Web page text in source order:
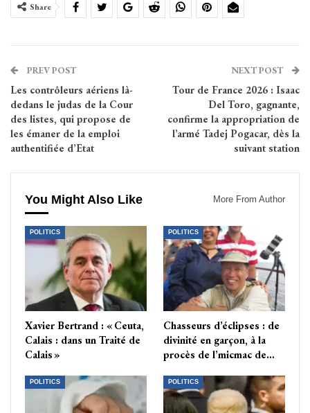
Share
PREV POST
Les contrôleurs aériens là-
dedans le judas de la Cour
des listes, qui propose de
les émaner de la emploi
authentifiée d’Etat
NEXT POST
Tour de France 2026 : Isaac
Del Toro, gagnante,
confirme la appropriation de
l’armé Tadej Pogacar, dès la
suivant station
You Might Also Like More From Author
POLITICS
Xavier Bertrand : « Ceuta,
Calais : dans un Traité de
Calais »
POLITICS
Chasseurs d’éclipses : de
divinité en garçon, à la
procès de l’micmac de…
POLITICS POLITICS